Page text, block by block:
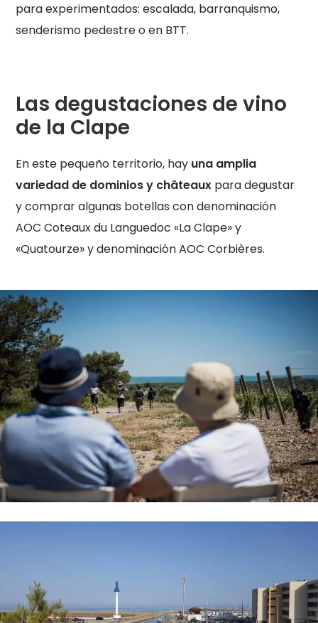
para experimentados: escalada, barranquismo,
senderismo pedestre o en BTT.
Las degustaciones de vino
de la Clape
En este pequeño territorio, hay una amplia
variedad de dominios y châteaux para degustar
y comprar algunas botellas con denominación
AOC Coteaux du Languedoc «La Clape» y
«Quatourze» y denominación AOC Corbières.